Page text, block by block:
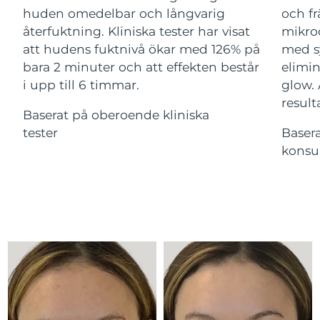
huden omedelbar och långvarig
återfuktning. Kliniska tester har visat
att hudens fuktnivå ökar med 126% på
bara 2 minuter och att effekten består
i upp till 6 timmar.
Baserat på oberoende kliniska
tester
och
med
glow.
For healthy hair
18% PAP
Kosmetika Man
Handla allt
Israel Förväntad leverans 8/15/26
Italien Förväntad leverans 8/11/26
Japan 8/14/26
Jersey Förväntad leverans
8/13/26
Libanon Förväntad leverans 8/12/26
Litauen Förväntad leverans 8/11/26